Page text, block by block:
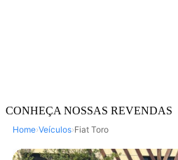
CONHEÇA NOSSAS REVENDAS
Home›Veículos›Fiat Toro